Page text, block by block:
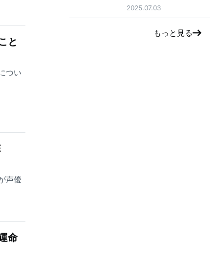
と
つい
声優
命
2025.07.03
もっと見る